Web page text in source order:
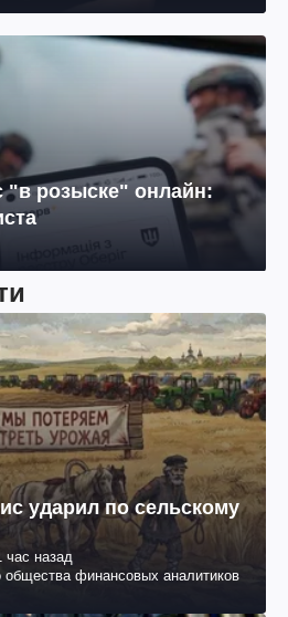
"в розыске" онлайн:
ударил по сельскому
час назад
общества финансовых аналитиков